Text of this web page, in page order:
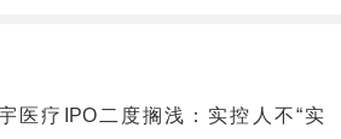
医疗IPO二度搁浅：实控人不“实